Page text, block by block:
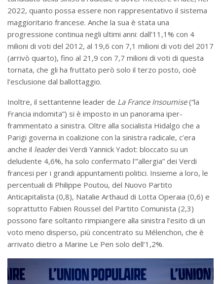
2022, quanto possa essere non rappresentativo il sistema
maggioritario francese. Anche la sua è stata una
progressione continua negli ultimi anni: dall’11,1% con 4
milioni di voti del 2012, al 19,6 con 7,1 milioni di voti del 2017
(arrivò quarto), fino al 21,9 con 7,7 milioni di voti di questa
tornata, che gli ha fruttato però solo il terzo posto, cioè
l’esclusione dal ballottaggio.
Inoltre, il settantenne leader de La France Insoumise(“la
Francia indomita”) si è imposto in un panorama iper-
frammentato a sinistra. Oltre alla socialista Hidalgo che a
Parigi governa in coalizione con la sinistra radicale, c’era
anche il leaderdei Verdi Yannick Yadot: bloccato su un
deludente 4,6%, ha solo confermato l'”allergia” dei Verdi
francesi per i grandi appuntamenti politici. Insieme a loro, le
percentuali di Philippe Poutou, del Nuovo Partito
Anticapitalista (0,8), Natalie Arthaud di Lotta Operaia (0,6) e
soprattutto Fabien Roussel del Partito Comunista (2,3)
possono fare soltanto rimpiangere alla sinistra l’esito di un
voto meno disperso, più concentrato su Mélenchon, che è
arrivato dietro a Marine Le Pen solo dell‘1,2%.